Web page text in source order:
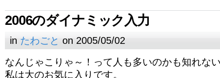
2006のダイナミック入力
in たわごと on 2005/05/02
なんじゃこりゃ～！って人も多いのかも知れな
私は大のお気に入りです。